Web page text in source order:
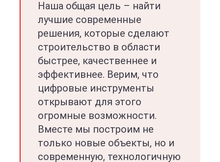
Наша общая цель – найти
лучшие современные
решения, которые сделают
строительство в области
быстрее, качественнее и
эффективнее. Верим, что
цифровые инструменты
открывают для этого
огромные возможности.
Вместе мы построим не
только новые объекты, но и
современную, технологичную